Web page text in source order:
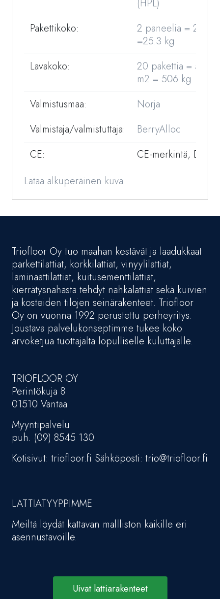
(HPL)
Pakettikoko:
2 paneelia = 2.88
=25.3 kg
Lavakoko:
20 pakettia = 57.6
m2 = 506 kg
Valmistusmaa:
Norja
Valmistaja/valmistuttaja:
BerryAlloc
CE:
CE-merkintä, DOP
Lataa alkuperäinen kuva
Triofloor Oy tuo maahan kestävät ja laadukkaat
parkettilattiat, korkkilattiat, vinyylilattiat,
laminaattilattiat, kuitusementtilattiat,
kierrätysnahasta tehdyt nahkalattiat sekä kuivien
ja kosteiden tilojen seinärakenteet. Triofloor
Oy on vuonna 1992 perustettu perheyritys.
Joustava palvelukonseptimme tukee koko
arvoketjua tuottajalta lopulliselle kuluttajalle.
TRIOFLOOR OY
Perintökuja 8
01510 Vantaa
Myyntipalvelu
puh. (09) 8545 130
Kotisivut: triofloor.fi Sähköposti: trio@triofloor.fi
LATTIATYYPPIMME
Meiltä löydät kattavan mallliston kaikille eri
asennustavoille.
Uivat lattiarakenteet